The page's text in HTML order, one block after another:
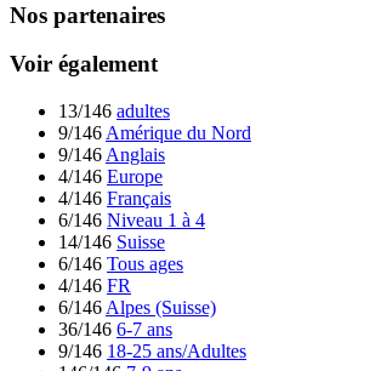
Nos partenaires
Voir également
13/146 adultes
9/146 Amérique du Nord
9/146 Anglais
4/146 Europe
4/146 Français
6/146 Niveau 1 à 4
14/146 Suisse
6/146 Tous ages
4/146 FR
6/146 Alpes (Suisse)
36/146 6-7 ans
9/146 18-25 ans/Adultes